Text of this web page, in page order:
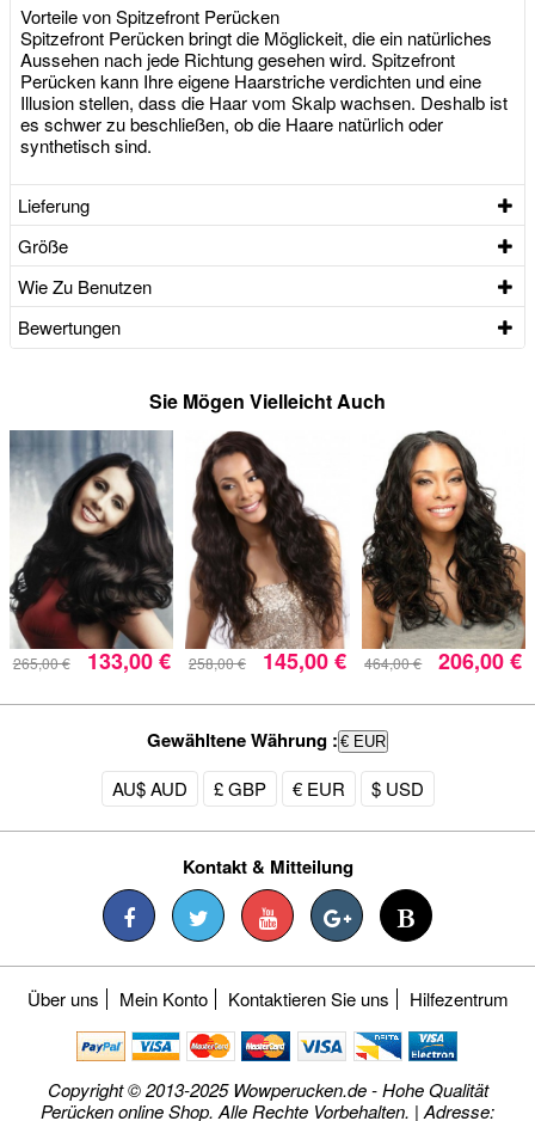
Vorteile von Spitzefront Perücken
Spitzefront Perücken bringt die Möglickeit, die ein natürliches
Aussehen nach jede Richtung gesehen wird. Spitzefront
Perücken kann Ihre eigene Haarstriche verdichten und eine
Illusion stellen, dass die Haar vom Skalp wachsen. Deshalb ist
es schwer zu beschließen, ob die Haare natürlich oder
synthetisch sind.
Lieferung
Größe
Wie Zu Benutzen
Bewertungen
Sie Mögen Vielleicht Auch
265,00 € 133,00 € 258,00 € 145,00 € 464,00 € 206,00 €
Gewähltene Währung : € EUR
AU$ AUD £ GBP € EUR $ USD
Kontakt & Mitteilung
Über uns Mein Konto Kontaktieren Sie uns Hilfezentrum
Copyright © 2013-2025 Wowperucken.de - Hohe Qualität
Perücken online Shop. Alle Rechte Vorbehalten. | Adresse: